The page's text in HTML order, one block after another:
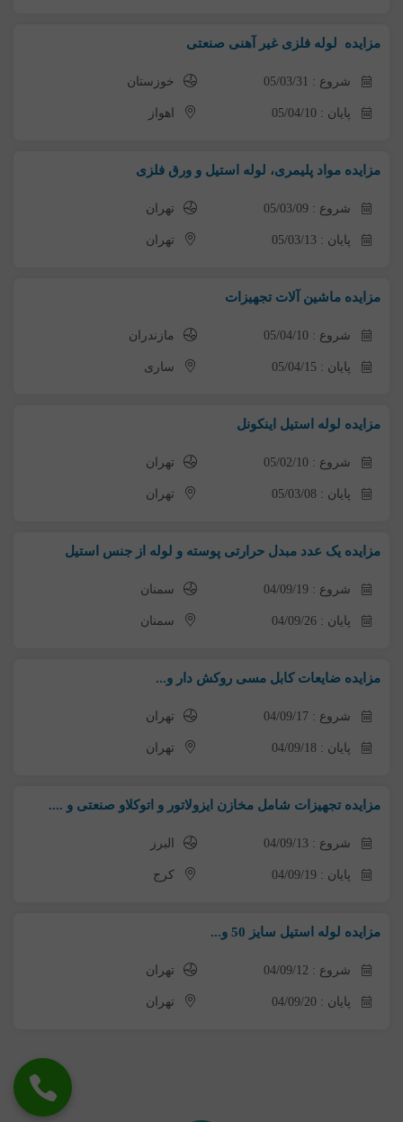
مزایده لوله فلزی غیر آهنی صنعتی
شروع : 05/03/31 خوزستان
پایان : 05/04/10 اهواز
مزایده مواد پلیمری، لوله استیل و ورق فلزی
شروع : 05/03/09 تهران
پایان : 05/03/13 تهران
مزایده ماشین آلات تجهیزات
شروع : 05/04/10 مازندران
پایان : 05/04/15 ساری
مزایده لوله استیل اینکونل
شروع : 05/02/10 تهران
پایان : 05/03/08 تهران
مزایده یک عدد مبدل حرارتی پوسته و لوله از جنس استیل
شروع : 04/09/19 سمنان
پایان : 04/09/26 سمنان
مزایده ضایعات کابل مسی روکش دار و...
شروع : 04/09/17 تهران
پایان : 04/09/18 تهران
مزایده تجهیزات شامل مخازن ایزولاتور و اتوکلاو صنعتی و ....
شروع : 04/09/13 البرز
پایان : 04/09/19 کرج
مزایده لوله استیل سایز 50 و...
شروع : 04/09/12 تهران
پایان : 04/09/20 تهران